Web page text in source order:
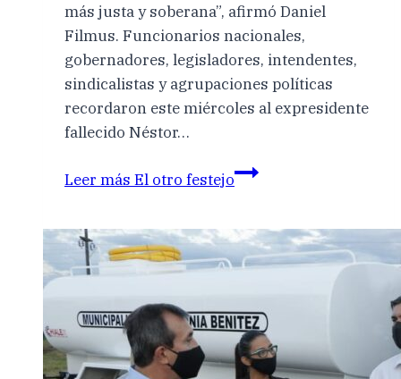
más justa y soberana”, afirmó Daniel
Filmus. Funcionarios nacionales,
gobernadores, legisladores, intendentes,
sindicalistas y agrupaciones políticas
recordaron este miércoles al expresidente
fallecido Néstor…
Leer más El otro festejo